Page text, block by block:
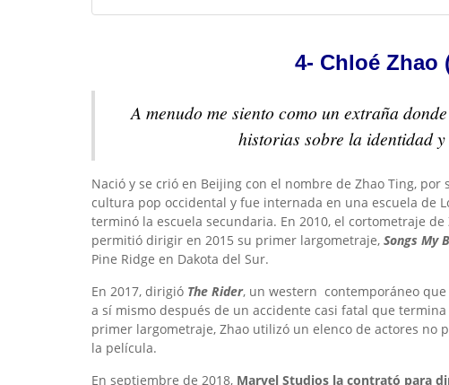
4- Chloé Zhao
A menudo me siento como un extraña
historias sobre la identidad
Nació y se crió en Beijing con el nombre de Zhao Ting,
cultura pop occidental y fue internada en una escuela de
terminó la escuela secundaria. En 2010, el cortometraje de
permitió dirigir en 2015 su primer largometraje, Songs My
Pine Ridge en Dakota del Sur.
En 2017, dirigió The Rider, un western contemporáneo
a sí mismo después de un accidente casi fatal que
primer largometraje, Zhao utilizó un elenco de actores no
la película.
En septiembre de 2018, Marvel Studios la contrató para